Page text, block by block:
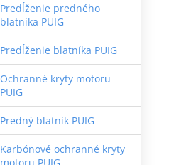
Predĺženie predného
blatníka PUIG
Predĺženie blatníka PUIG
Ochranné kryty motoru
PUIG
Predný blatník PUIG
Karbónové ochranné kryty